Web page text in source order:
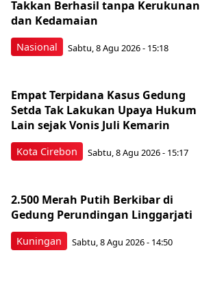
Nasional
Takkan Berhasil tanpa Kerukunan
dan Kedamaian
Sabtu, 8 Agu 2026 - 15:18
Kota Cirebon
Empat Terpidana Kasus Gedung
Setda Tak Lakukan Upaya Hukum
Lain sejak Vonis Juli Kemarin
Sabtu, 8 Agu 2026 - 15:17
Kuningan
2.500 Merah Putih Berkibar di
Gedung Perundingan Linggarjati
Sabtu, 8 Agu 2026 - 14:50